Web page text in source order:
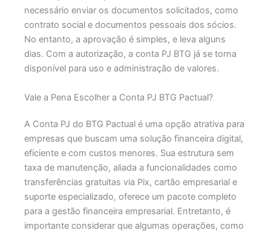
necessário enviar os documentos solicitados, como
contrato social e documentos pessoais dos sócios.​
No entanto, a aprovação é simples, e leva alguns
dias. Com a autorização, a conta PJ BTG já se torna
disponível para uso e administração de valores.
Vale a Pena Escolher a Conta PJ BTG Pactual?
A Conta PJ do BTG Pactual é uma opção atrativa para
empresas que buscam uma solução financeira digital,
eficiente e com custos menores. Sua estrutura sem
taxa de manutenção, aliada a funcionalidades como
transferências gratuitas via Pix, cartão empresarial e
suporte especializado, oferece um pacote completo
para a gestão financeira empresarial.​ Entretanto, é
importante considerar que algumas operações, como